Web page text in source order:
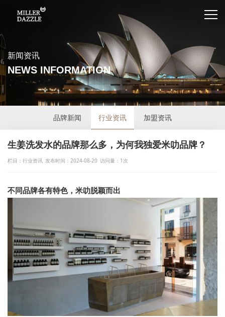
新闻资讯
NEWS INFORMATION
品牌新闻 行业资讯 加盟资讯
生姜洗发水的品牌那么多，为何我独爱米叻品牌？
栏目：行业资讯 发布时间：2024-08-20 访问量：1次
不同品牌各有特色，米叻脱颖而出